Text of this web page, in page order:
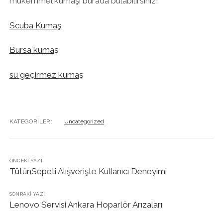
Scuba Kumaş
Bursa kumaş
su geçirmez kumaş
KATEGORILER: Uncategorized
ÖNCEKI YAZI
TütünSepeti Alışverişte Kullanıcı Deneyimi
SONRAKI YAZI
Lenovo Servisi Ankara Hoparlör Arızaları